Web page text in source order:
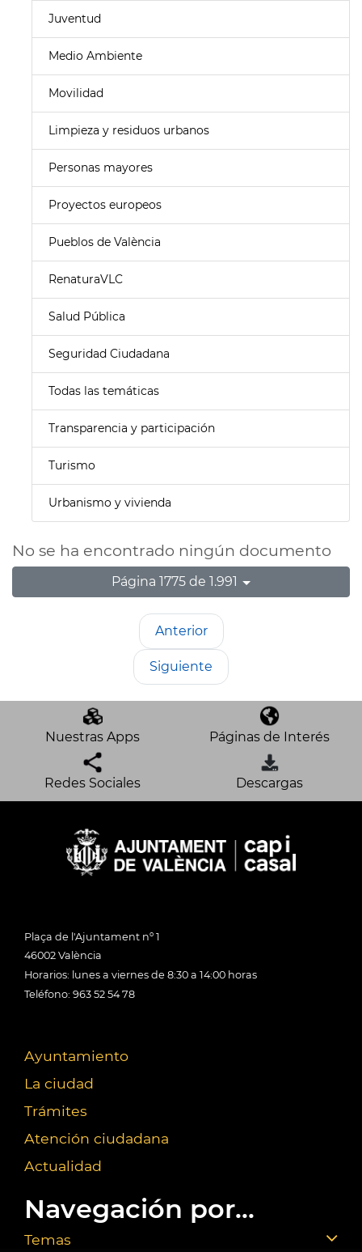
Juventud
Medio Ambiente
Movilidad
Limpieza y residuos urbanos
Personas mayores
Proyectos europeos
Pueblos de València
RenaturaVLC
Salud Pública
Seguridad Ciudadana
Todas las temáticas
Transparencia y participación
Turismo
Urbanismo y vivienda
No se ha encontrado ningún documento
Página 1775 de 1.991
Anterior
Siguiente
Nuestras Apps Páginas de Interés
Redes Sociales Descargas
Plaça de l'Ajuntament nº 1
46002 València
Horarios: lunes a viernes de 8:30 a 14:00 horas
Teléfono: 963 52 54 78
Ayuntamiento
La ciudad
Trámites
Atención ciudadana
Actualidad
Navegación por...
Temas